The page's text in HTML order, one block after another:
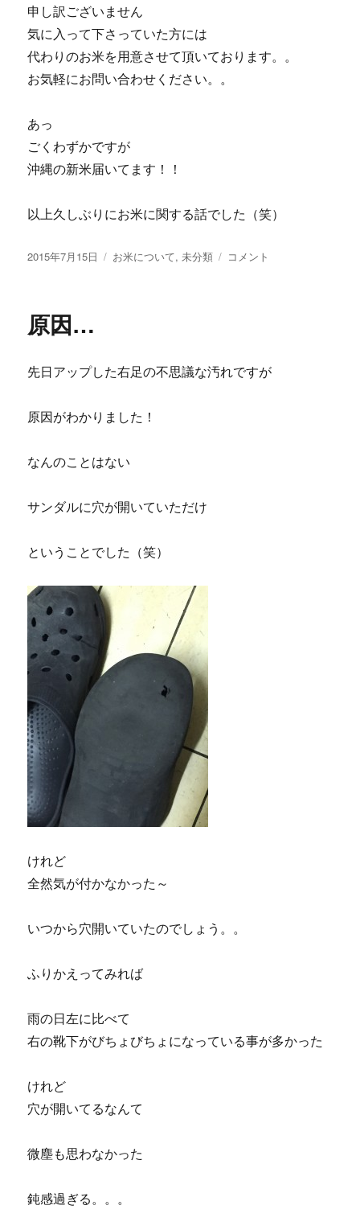
申し訳ございません
気に入って下さっていた方には
代わりのお米を用意させて頂いております。。
お気軽にお問い合わせください。。
あっ
ごくわずかですが
沖縄の新米届いてます！！
以上久しぶりにお米に関する話でした（笑）
投
2015年7月15日
カ
お米について,未分類
枝
コメント
原因…
先日アップした右足の不思議な汚れですが
原因がわかりました！
なんのことはない
サンダルに穴が開いていただけ
ということでした（笑）
けれど
全然気が付かなかった～
いつから穴開いていたのでしょう。。
ふりかえってみれば
雨の日左に比べて
右の靴下がびちょびちょになっている事が多かった
けれど
穴が開いてるなんて
微塵も思わなかった
鈍感過ぎる。。。